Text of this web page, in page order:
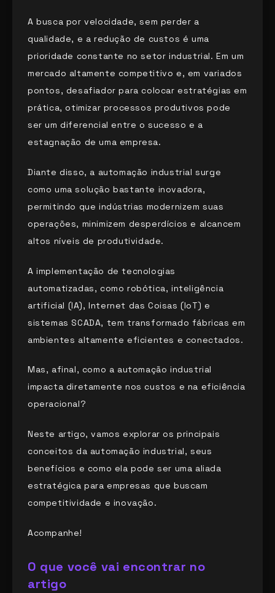
A busca por velocidade, sem perder a
qualidade, e a redução de custos é uma
prioridade constante no setor industrial. Em um
mercado altamente competitivo e, em variados
pontos, desafiador para colocar estratégias em
prática, otimizar processos produtivos pode
ser um diferencial entre o sucesso e a
estagnação de uma empresa.
Diante disso, a automação industrial surge
como uma solução bastante inovadora,
permitindo que indústrias modernizem suas
operações, minimizem desperdícios e alcancem
altos níveis de produtividade.
A implementação de tecnologias
automatizadas, como robótica, inteligência
artificial (IA), Internet das Coisas (IoT) e
sistemas SCADA, tem transformado fábricas em
ambientes altamente eficientes e conectados.
Mas, afinal, como a automação industrial
impacta diretamente nos custos e na eficiência
operacional?
Neste artigo, vamos explorar os principais
conceitos da automação industrial, seus
benefícios e como ela pode ser uma aliada
estratégica para empresas que buscam
competitividade e inovação.
Acompanhe!
O que você vai encontrar no
artigo